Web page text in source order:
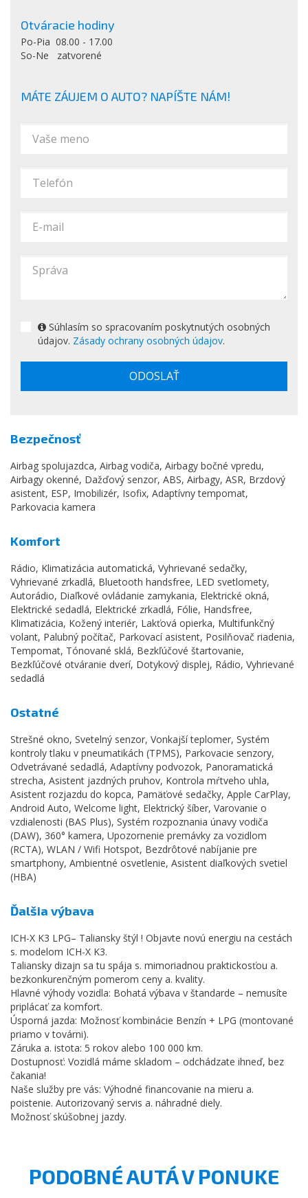
Otváracie hodiny
Po-Pia 08.00 - 17.00
So-Ne zatvorené
MÁTE ZÁUJEM O AUTO? NAPÍŠTE NÁM!
Súhlasím so spracovaním poskytnutých osobných
údajov. Zásady ochrany osobných údajov.
ODOSLAŤ
Bezpečnosť
Airbag spolujazdca, Airbag vodiča, Airbagy bočné vpredu,
Airbagy okenné, Dažďový senzor, ABS, Airbagy, ASR, Brzdový
asistent, ESP, Imobilizér, Isofix, Adaptívny tempomat,
Parkovacia kamera
Komfort
Rádio, Klimatizácia automatická, Vyhrievané sedačky,
Vyhrievané zrkadlá, Bluetooth handsfree, LED svetlomety,
Autorádio, Diaľkové ovládanie zamykania, Elektrické okná,
Elektrické sedadlá, Elektrické zrkadlá, Fólie, Handsfree,
Klimatizácia, Kožený interiér, Lakťová opierka, Multifunkčný
volant, Palubný počítač, Parkovací asistent, Posilňovač riadenia,
Tempomat, Tónované sklá, Bezkľúčové štartovanie,
Bezkľúčové otváranie dverí, Dotykový displej, Rádio, Vyhrievané
sedadlá
Ostatné
Strešné okno, Svetelný senzor, Vonkajší teplomer, Systém
kontroly tlaku v pneumatikách (TPMS), Parkovacie senzory,
Odvetrávané sedadlá, Adaptívny podvozok, Panoramatická
strecha, Asistent jazdných pruhov, Kontrola mŕtveho uhla,
Asistent rozjazdu do kopca, Pamäťové sedačky, Apple CarPlay,
Android Auto, Welcome light, Elektrický šíber, Varovanie o
vzdialenosti (BAS Plus), Systém rozpoznania únavy vodiča
(DAW), 360° kamera, Upozornenie premávky za vozidlom
(RCTA), WLAN / Wifi Hotspot, Bezdrôtové nabíjanie pre
smartphony, Ambientné osvetlenie, Asistent diaľkových svetiel
(HBA)
Ďalšia výbava
ICH-X K3 LPG– Taliansky štýl ! Objavte novú energiu na cestách
s. modelom ICH-X K3.
Taliansky dizajn sa tu spája s. mimoriadnou praktickosťou a.
bezkonkurenčným pomerom ceny a. kvality.
Hlavné výhody vozidla: Bohatá výbava v štandarde – nemusíte
priplácať za komfort.
Úsporná jazda: Možnosť kombinácie Benzín + LPG (montované
priamo v továrni).
Záruka a. istota: 5 rokov alebo 100 000 km.
Dostupnosť: Vozidlá máme skladom – odchádzate ihneď, bez
čakania!
Naše služby pre vás: Výhodné financovanie na mieru a.
poistenie. Autorizovaný servis a. náhradné diely.
Možnosť skúšobnej jazdy.
PODOBNÉ AUTÁ V PONUKE